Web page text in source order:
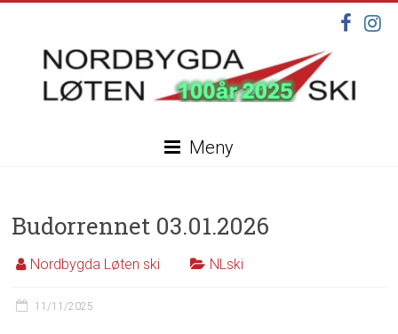
content
Velkommen
vår
hjemmeside,
Meny
Budorrennet 03.01.2026
Nordbygda Løten ski NLski
11/11/2025